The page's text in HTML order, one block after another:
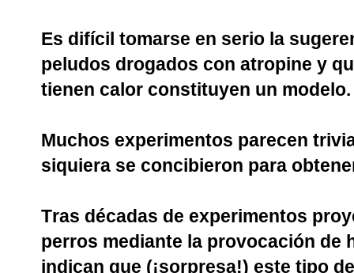
Es difícil tomarse en serio la
peludos drogados con atropine y
tienen calor constituyen un modelo.
Muchos experimentos parecen
siquiera se concibieron para
Tras décadas de experimentos
perros mediante la provocación de
indican que (¡sorpresa!) este tipo